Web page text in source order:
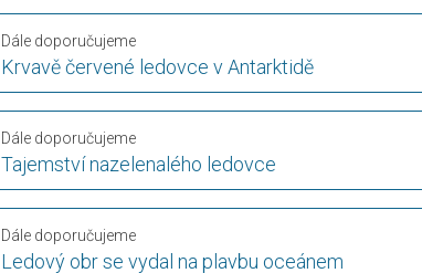
Krvavě červené ledovce v Antarktidě
Dále doporučujeme
Tajemství nazelenalého ledovce
Dále doporučujeme
Ledový obr se vydal na plavbu oceánem
Dále doporučujeme